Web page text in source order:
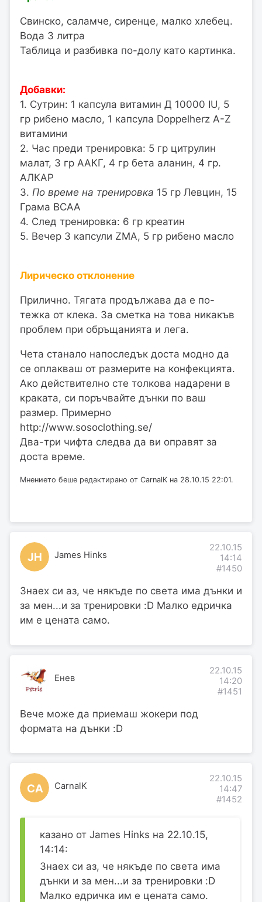
Свинско, саламче, сиренце, малко хлебец.
Вода 3 литра
Таблица и разбивка по-долу като картинка.
Добавки:
1. Сутрин: 1 капсула витамин Д 10000 IU, 5
гр рибено масло, 1 капсула Doppelherz A-Z
витамини
2. Час преди тренировка: 5 гр цитрулин
малат, 3 гр ААКГ, 4 гр бета аланин, 4 гр.
АЛКАР
3. По време на тренировка 15 гр Левцин, 15
Грама BCAA
4. След тренировка: 6 гр креатин
5. Вечер 3 капсули ZMA, 5 гр рибено масло
Лирическо отклонение
Прилично. Тягата продължава да е по-
тежка от клека. За сметка на това никакъв
проблем при обръщанията и лега.
Чета станало напоследък доста модно да
се оплакваш от размерите на конфекцията.
Aко действително сте толкова надарени в
краката, си поръчвайте дънки по ваш
размер. Примерно
http://www.sosoclothing.se/
Два-три чифта следва да ви оправят за
доста време.
Мнението беше редактирано от CarnalK на 28.10.15 22:01.
JH James Hinks
22.10.15
14:14
#1450
Знаех си аз, че някъде по света има дънки и
за мен...и за тренировки :D Малко едричка
им е цената само.
Енев
22.10.15
14:20
#1451
Вече може да приемаш жокери под
формата на дънки :D
CA CarnalK
22.10.15
14:47
#1452
казано от James Hinks на 22.10.15,
14:14:
Знаех си аз, че някъде по света има
дънки и за мен...и за тренировки :D
Малко едричка им е цената само.